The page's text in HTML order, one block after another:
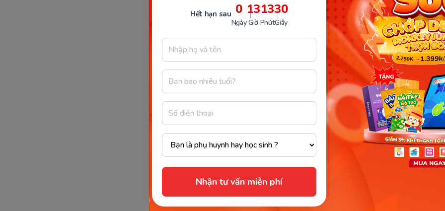
Hết hạn sau 0
Ngày
13
Giờ
13
Phút
29
Giây
Nhận tư vấn miễn phí
Biểu đồ tăng trưởng cân nặng bé trai. (Ảnh: https://